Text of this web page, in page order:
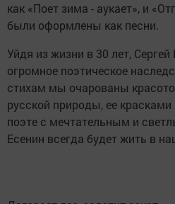
как «Поет зима - аукает», и
были оформлены как песни.
Уйдя из жизни в 30 лет,
огромное поэтическое
стихам мы очарованы
русской природы, ее
поэте с мечтательным и
Есенин всегда будет жить в